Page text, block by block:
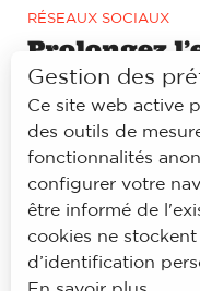
RÉSEAUX SOCIAUX
Prolongez
lyonnaise
Facebook
© À la lyonnaise
Mentions légales
Accessibilité
Gestion des
Ce site web active
des outils de
fonctionnalités
configurer votre
être informé de
cookies ne
d’identification